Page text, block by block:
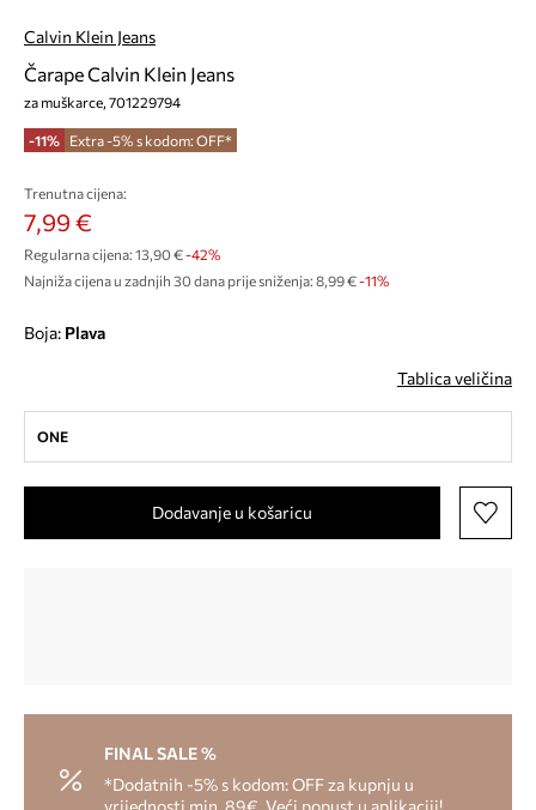
Calvin Klein Jeans
Čarape Calvin Klein Jeans
za muškarce, 701229794
-11% Extra -5% s kodom: OFF*
Trenutna cijena:
7,99 €
Regularna cijena: 13,90 €-42%
Najniža cijena u zadnjih 30 dana prije sniženja: 8,99 € -11%
Boja: plava
Tablica veličina
ONE
Dodavanje u košaricu
FINAL SALE %
*Dodatnih -5% s kodom: OFF za kupnju u